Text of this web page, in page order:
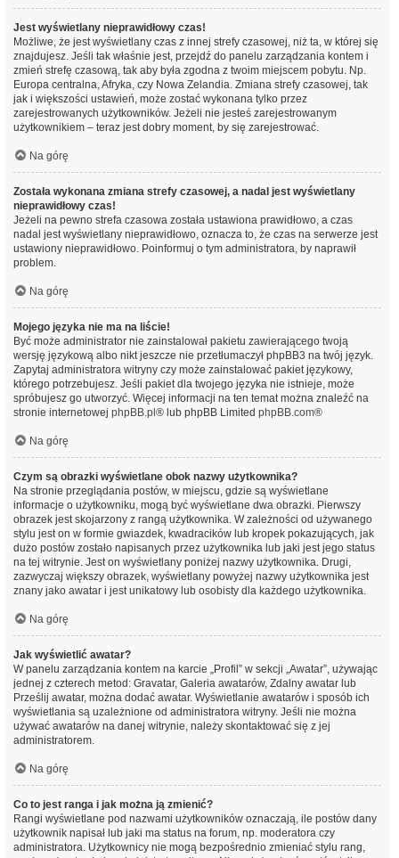
Jest wyświetlany nieprawidłowy czas!
Możliwe, że jest wyświetlany czas z innej strefy czasowej, niż ta, w której się
znajdujesz. Jeśli tak właśnie jest, przejdź do panelu zarządzania kontem i
zmień strefę czasową, tak aby była zgodna z twoim miejscem pobytu. Np.
Europa centralna, Afryka, czy Nowa Zelandia. Zmiana strefy czasowej, tak
jak i większości ustawień, może zostać wykonana tylko przez
zarejestrowanych użytkowników. Jeżeli nie jesteś zarejestrowanym
użytkownikiem – teraz jest dobry moment, by się zarejestrować.
Na górę
Została wykonana zmiana strefy czasowej, a nadal jest wyświetlany
nieprawidłowy czas!
Jeżeli na pewno strefa czasowa została ustawiona prawidłowo, a czas
nadal jest wyświetlany nieprawidłowo, oznacza to, że czas na serwerze jest
ustawiony nieprawidłowo. Poinformuj o tym administratora, by naprawił
problem.
Na górę
Mojego języka nie ma na liście!
Być może administrator nie zainstalował pakietu zawierającego twoją
wersję językową albo nikt jeszcze nie przetłumaczył phpBB3 na twój język.
Zapytaj administratora witryny czy może zainstalować pakiet językowy,
którego potrzebujesz. Jeśli pakiet dla twojego języka nie istnieje, może
spróbujesz go utworzyć. Więcej informacji na ten temat można znaleźć na
stronie internetowej phpBB.pl ® lub phpBB Limited phpBB.com®
Na górę
Czym są obrazki wyświetlane obok nazwy użytkownika?
Na stronie przeglądania postów, w miejscu, gdzie są wyświetlane
informacje o użytkowniku, mogą być wyświetlane dwa obrazki. Pierwszy
obrazek jest skojarzony z rangą użytkownika. W zależności od używanego
stylu jest on w formie gwiazdek, kwadracików lub kropek pokazujących, jak
dużo postów zostało napisanych przez użytkownika lub jaki jest jego status
na tej witrynie. Jest on wyświetlany poniżej nazwy użytkownika. Drugi,
zazwyczaj większy obrazek, wyświetlany powyżej nazwy użytkownika jest
znany jako awatar i jest unikatowy lub osobisty dla każdego użytkownika.
Na górę
Jak wyświetlić awatar?
W panelu zarządzania kontem na karcie „Profil” w sekcji „Awatar”, używając
jednej z czterech metod: Gravatar, Galeria awatarów, Zdalny awatar lub
Prześlij awatar, można dodać awatar. Wyświetlanie awatarów i sposób ich
wyświetlania są uzależnione od administratora witryny. Jeśli nie można
używać awatarów na danej witrynie, należy skontaktować się z jej
administratorem.
Na górę
Co to jest ranga i jak można ją zmienić?
Rangi wyświetlane pod nazwami użytkowników oznaczają, ile postów dany
użytkownik napisał lub jaki ma status na forum, np. moderatora czy
administratora. Użytkownicy nie mogą bezpośrednio zmieniać stylu rang,